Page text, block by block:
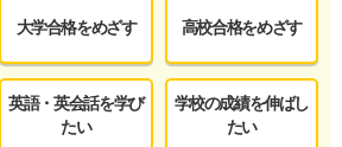
大学合格をめざす 高校合格をめざす
英語・英会話を学び
たい
学校の成績を伸ばし
たい